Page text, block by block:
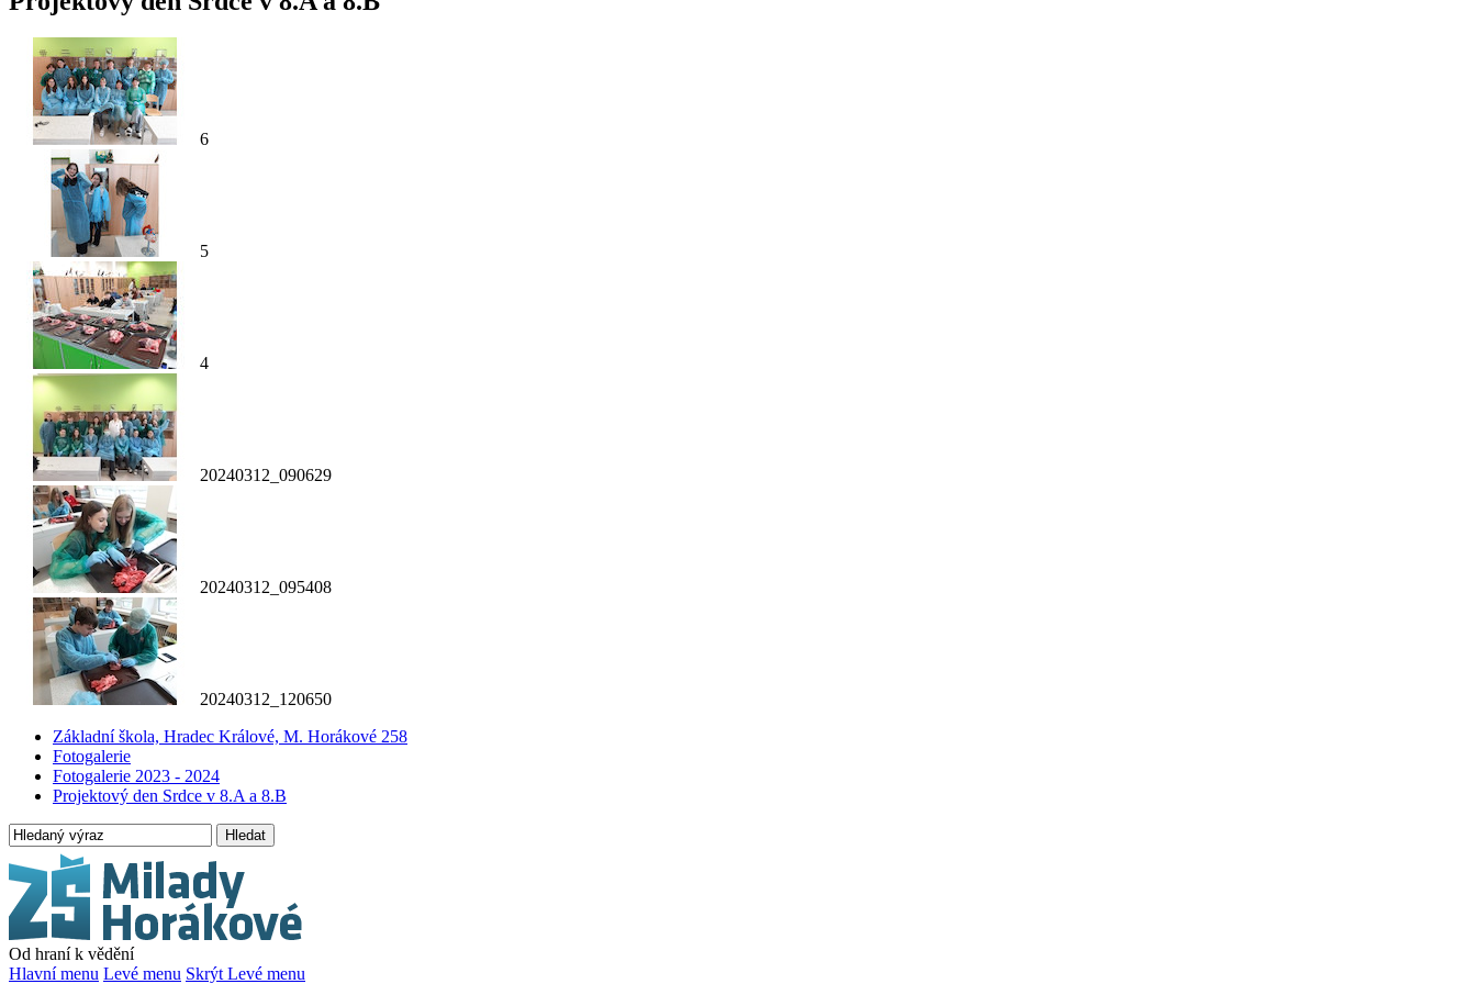
6
5
4
20240312_090629
20240312_095408
20240312_120650
Základní škola, Hradec Králové, M. Horákové 258
Fotogalerie
Fotogalerie 2023 - 2024
Projektový den Srdce v 8.A a 8.B
Hledat
Od hraní k vědění
Hlavní menu Levé menu Skrýt Levé menu